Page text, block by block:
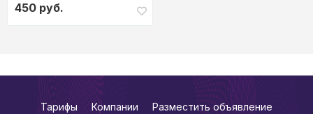
450 руб.
Тарифы Компании Разместить объявление